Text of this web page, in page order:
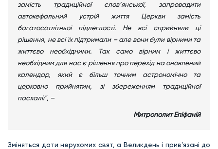
замість традиційної слов’янської, запровадити
автокефальний устрій життя Церкви замість
багатосотлітньої підлеглості. Не всі сприйняли ці
рішення, не всі їх підтримали – але вони були вірними та
життєво необхідними. Так само вірним і життєво
необхідним для нас є рішення про перехід на оновлений
календар, який є більш точним астрономічно та
церковно прийнятим, зі збереженням традиційної
пасхалії", –
Митрополит Епіфаній
Зміняться дати нерухомих свят, а Великдень і привʼязані до